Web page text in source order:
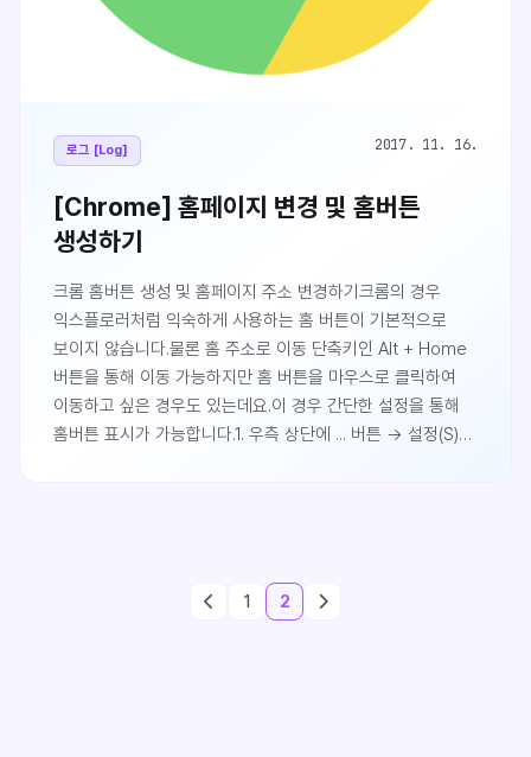
로그 [Log] 2017. 11. 16.
[Chrome] 홈페이지 변경 및 홈버튼
생성하기
크롬 홈버튼 생성 및 홈페이지 주소 변경하기크롬의 경우
익스플로러처럼 익숙하게 사용하는 홈 버튼이 기본적으로
보이지 않습니다.물론 홈 주소로 이동 단축키인 Alt + Home
버튼을 통해 이동 가능하지만 홈 버튼을 마우스로 클릭하여
이동하고 싶은 경우도 있는데요.이 경우 간단한 설정을 통해
홈버튼 표시가 가능합니다.1. 우측 상단에 ... 버튼 -> 설정(S)
1 2